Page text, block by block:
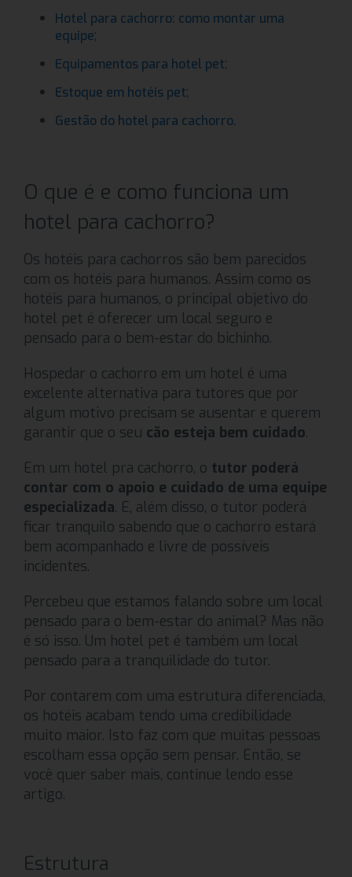
Hotel para cachorro: como montar uma
equipe;
Equipamentos para hotel pet;
Estoque em hotéis pet;
Gestão do hotel para cachorro.
O que é e como funciona um
hotel para cachorro?
Os hotéis para cachorros são bem parecidos
com os hotéis para humanos. Assim como os
hotéis para humanos, o principal objetivo do
hotel pet é oferecer um local seguro e
pensado para o bem-estar do bichinho.
Hospedar o cachorro em um hotel é uma
excelente alternativa para tutores que por
algum motivo precisam se ausentar e querem
garantir que o seu cão esteja bem cuidado.
Em um hotel pra cachorro, o tutor poderá
contar com o apoio e cuidado de uma equipe
especializada. E, além disso, o tutor poderá
ficar tranquilo sabendo que o cachorro estará
bem acompanhado e livre de possíveis
incidentes.
Percebeu que estamos falando sobre um local
pensado para o bem-estar do animal? Mas não
é só isso. Um hotel pet é também um local
pensado para a tranquilidade do tutor.
Por contarem com uma estrutura diferenciada,
os hotéis acabam tendo uma credibilidade
muito maior. Isto faz com que muitas pessoas
escolham essa opção sem pensar. Então, se
você quer saber mais, continue lendo esse
artigo.
Estrutura